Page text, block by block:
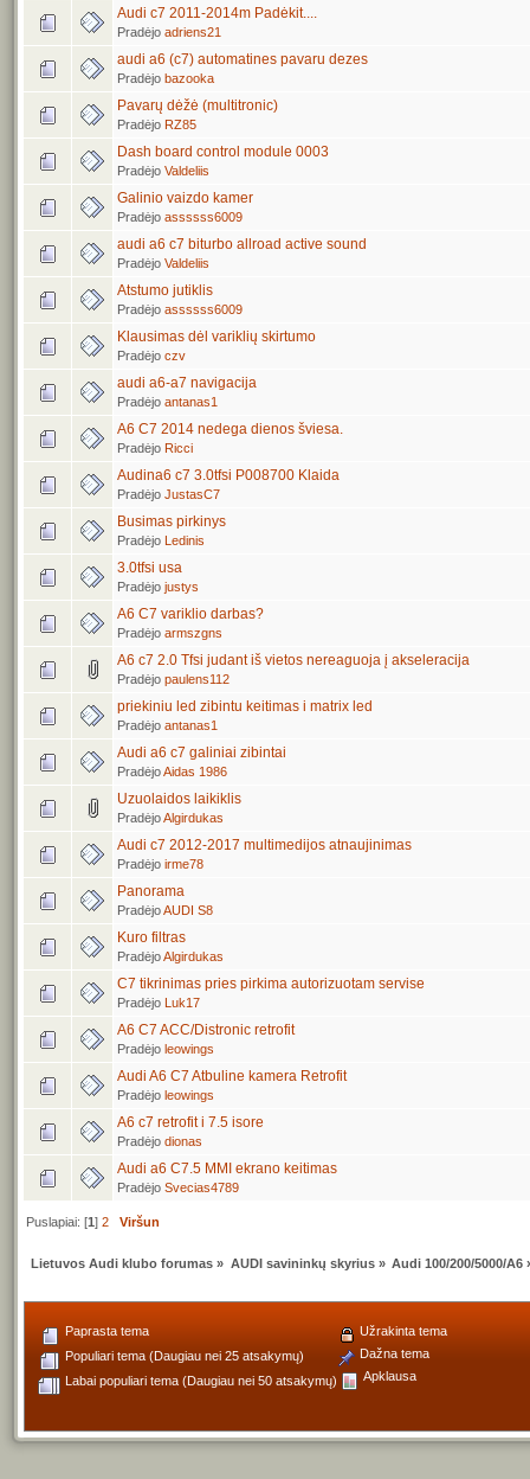
Audi c7 2011-2014m Padėkit....
Pradėjo adriens21
audi a6 (c7) automatines pavaru dezes
Pradėjo bazooka
Pavarų dėžė (multitronic)
Pradėjo RZ85
Dash board control module 0003
Pradėjo Valdeliis
Galinio vaizdo kamer
Pradėjo assssss6009
audi a6 c7 biturbo allroad active sound
Pradėjo Valdeliis
Atstumo jutiklis
Pradėjo assssss6009
Klausimas dėl variklių skirtumo
Pradėjo czv
audi a6-a7 navigacija
Pradėjo antanas1
A6 C7 2014 nedega dienos šviesa.
Pradėjo Ricci
Audina6 c7 3.0tfsi P008700 Klaida
Pradėjo JustasC7
Busimas pirkinys
Pradėjo Ledinis
3.0tfsi usa
Pradėjo justys
A6 C7 variklio darbas?
Pradėjo armszgns
A6 c7 2.0 Tfsi judant iš vietos nereaguoja į akseleracija
Pradėjo paulens112
priekiniu led zibintu keitimas i matrix led
Pradėjo antanas1
Audi a6 c7 galiniai zibintai
PradėjoAidas 1986
Uzuolaidos laikiklis
PradėjoAlgirdukas
Audi c7 2012-2017 multimedijos atnaujinimas
Pradėjo irme78
Panorama
PradėjoAUDI S8
Kuro filtras
PradėjoAlgirdukas
C7 tikrinimas pries pirkima autorizuotam servise
Pradėjo Luk17
A6 C7 ACC/Distronic retrofit
Pradėjo leowings
Audi A6 C7 Atbuline kamera Retrofit
Pradėjo leowings
A6 c7 retrofit i 7.5 isore
Pradėjo dionas
Audi a6 C7.5 MMI ekrano keitimas
Pradėjo Svecias4789
Puslapiai: [1]2 Viršun
Lietuvos Audi klubo forumas » AUDI savininkų skyrius» Audi 100/200/5000/A6
Paprasta tema
Populiari tema (Daugiau nei 25 atsakymų)
Labai populiari tema (Daugiau nei 50 atsakymų)
Užrakinta tema
Dažna tema
Apklausa